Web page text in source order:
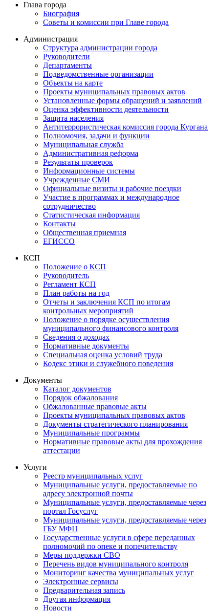
Глава города
Биография
Советы и комиссии при Главе города
Администрация
Структура администрации города
Руководители
Департаменты
Подведомственные организации
Объекты на карте
Проекты муниципальных правовых актов
Установленные формы обращений и заявлений
Оценка эффективности деятельности
Защита населения
Антитеррористическая комиссия города Кургана
Полномочия, задачи и функции
Муниципальная служба
Административная реформа
Результаты проверок
Информационные системы
Учрежденные СМИ
Официальные визиты и рабочие поездки
Участие в программах и международное
сотрудничество
Статистическая информация
Контакты
Общественная приемная
ЕГИССО
КСП
Положение о КСП
Руководитель
Регламент КСП
План работы на год
Отчеты и заключения КСП по итогам
контрольных мероприятий
Положение о порядке осуществления
муниципального финансового контроля
Сведения о доходах
Нормативные документы
Специальная оценка условий труда
Кодекс этики и служебного поведения
Документы
Каталог документов
Порядок обжалования
Обжалованные правовые акты
Проекты муниципальных правовых актов
Документы стратегического планирования
Муниципальные программы
Нормативные правовые акты для прохождения
аттестации
Услуги
Реестр муниципальных услуг
Муниципальные услуги, предоставляемые по
адресу электронной почты
Муниципальные услуги, предоставляемые через
портал Госуслуг
Муниципальные услуги, предоставляемые через
ГБУ МФЦ
Государственные услуги в сфере переданных
полномочий по опеке и попечительству
Меры поддержки СВО
Перечень видов муниципального контроля
Мониторинг качества муниципальных услуг
Электронные сервисы
Предварительная запись
Другая информация
Новости